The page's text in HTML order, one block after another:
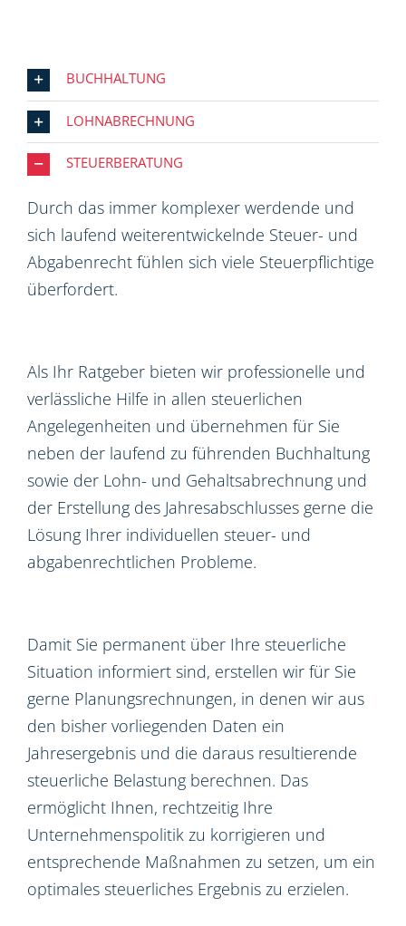
BUCHHALTUNG
LOHNABRECHNUNG
STEUERBERATUNG
Durch das immer komplexer werdende und
sich laufend weiterentwickelnde Steuer- und
Abgabenrecht fühlen sich viele Steuerpflichtige
überfordert.
Als Ihr Ratgeber bieten wir professionelle und
verlässliche Hilfe in allen steuerlichen
Angelegenheiten und übernehmen für Sie
neben der laufend zu führenden Buchhaltung
sowie der Lohn- und Gehaltsabrechnung und
der Erstellung des Jahresabschlusses gerne die
Lösung Ihrer individuellen steuer- und
abgabenrechtlichen Probleme.
Damit Sie permanent über Ihre steuerliche
Situation informiert sind, erstellen wir für Sie
gerne Planungsrechnungen, in denen wir aus
den bisher vorliegenden Daten ein
Jahresergebnis und die daraus resultierende
steuerliche Belastung berechnen. Das
ermöglicht Ihnen, rechtzeitig Ihre
Unternehmenspolitik zu korrigieren und
entsprechende Maßnahmen zu setzen, um ein
optimales steuerliches Ergebnis zu erzielen.